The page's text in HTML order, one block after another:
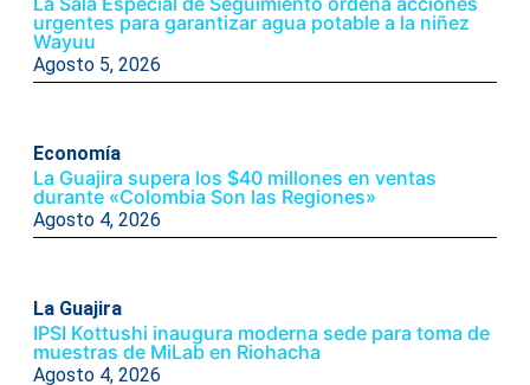
urgentes para garantizar agua potable a la niñez
Wayuu
Agosto 5, 2026
Economía
La Guajira supera los $40 millones en ventas
durante «Colombia Son las Regiones»
Agosto 4, 2026
La Guajira
IPSI Kottushi inaugura moderna sede para toma de
muestras de MiLab en Riohacha
Agosto 4, 2026